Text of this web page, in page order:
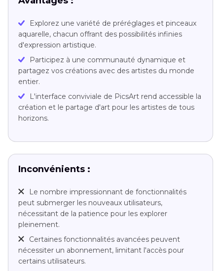
Explorez une variété de préréglages et pinceaux
aquarelle, chacun offrant des possibilités infinies
d'expression artistique.
Participez à une communauté dynamique et
partagez vos créations avec des artistes du monde
entier.
L'interface conviviale de PicsArt rend accessible la
création et le partage d'art pour les artistes de tous
horizons.
Inconvénients :
Le nombre impressionnant de fonctionnalités
peut submerger les nouveaux utilisateurs,
nécessitant de la patience pour les explorer
pleinement.
Certaines fonctionnalités avancées peuvent
nécessiter un abonnement, limitant l'accès pour
certains utilisateurs.